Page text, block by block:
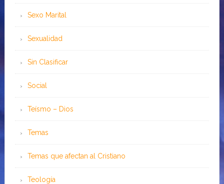
Sexo Marital
Sexualidad
Sin Clasificar
Social
Teísmo – Dios
Temas
Temas que afectan al Cristiano
Teología